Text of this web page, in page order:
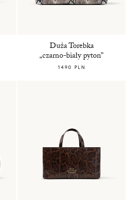
Duża Torebka
„czarno-biały pyton”
1490 PLN